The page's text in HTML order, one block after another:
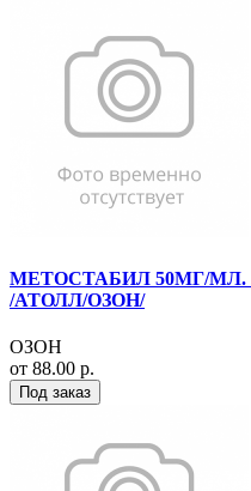
МЕТОСТАБИЛ 50МГ/МЛ.
/АТОЛЛ/ОЗОН/
ОЗОН
от 88.00 р.
Под заказ